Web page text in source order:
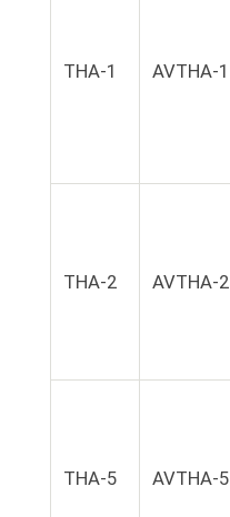
THA-1 AVTHA-1
THA-2 AVTHA-2
THA-5 AVTHA-5